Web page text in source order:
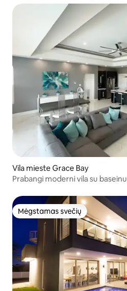
Vila mieste Grace Bay
Prabangi moderni vila su baseinu
Mėgstamas svečių
Mėgstamas svečių